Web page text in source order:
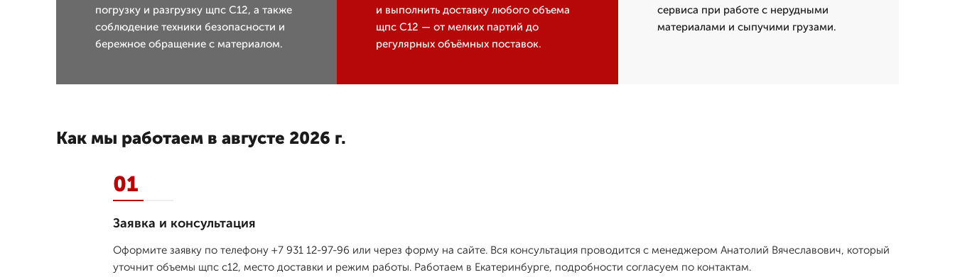
погрузку и разгрузку щпс С12, а также
соблюдение техники безопасности и
бережное обращение с материалом.
и выполнить доставку любого объема
щпс С12 — от мелких партий до
регулярных объёмных поставок.
сервиса при работе с нерудными
материалами и сыпучими грузами.
Как мы работаем в августе 2026 г.
01
Заявка и консультация
Оформите заявку по телефону +7 931 12-97-96 или через форму на сайте. Вся консультация проводится с менеджером Анатолий Вячеславович, который
уточнит объемы щпс с12, место доставки и режим работы. Работаем в Екатеринбурге, подробности согласуем по контактам.